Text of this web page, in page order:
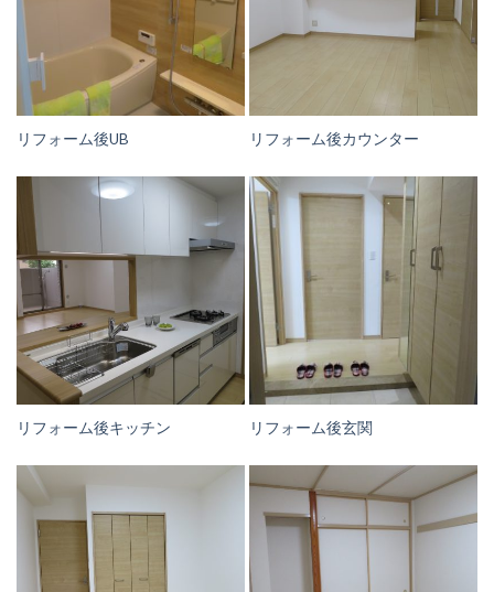
リフォーム後UB リフォーム後カウンター
リフォーム後キッチン リフォーム後玄関